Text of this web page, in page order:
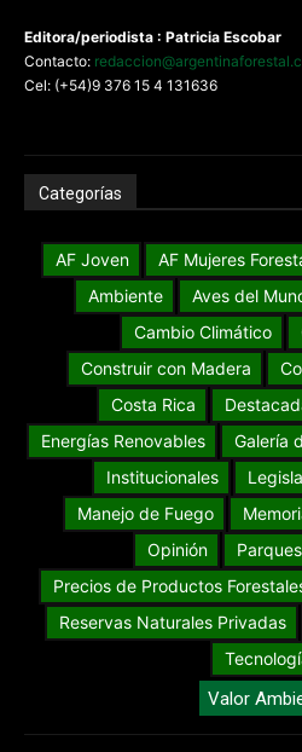
Editora/periodista : Patricia Escobar
Contacto:
Cel: (+54)9 376 15 4 131636
Categorías
AF Joven AF Mujeres
Ambiente
Aves del
Cambio Climático
Construir con Madera
Costa Rica
Energías Renovables
Galería
Institucionales
Manejo de Fuego
Opinión
Precios de Productos
Reservas Naturales Privadas
Valor